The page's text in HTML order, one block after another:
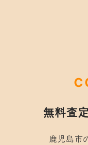
無料査
鹿児島市